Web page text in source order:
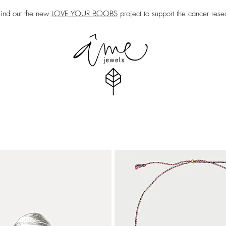
out the new LOVE YOUR BOOBS project to support the cancer